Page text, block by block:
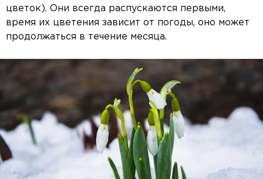
цветок). Они всегда распускаются первыми,
время их цветения зависит от погоды, оно может
продолжаться в течение месяца.